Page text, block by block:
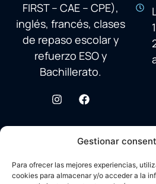
Gestionar
Para ofrecer las mejores experiencias,
cookies para almacenar y/o acceder a la
FIRST – CAE – CPE),
inglés, francés, clases
de repaso escolar y
refuerzo ESO y
Bachillerato.